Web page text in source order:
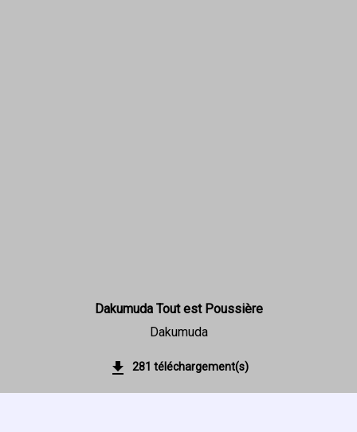
Dakumuda Tout est Poussière
Dakumuda
281 téléchargement(s)